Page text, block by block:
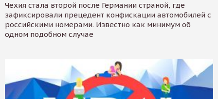
Чехия стала второй после Германии страной, где
зафиксировали прецедент конфискации автомобилей с
российскими номерами. Известно как минимум об
одном подобном случае